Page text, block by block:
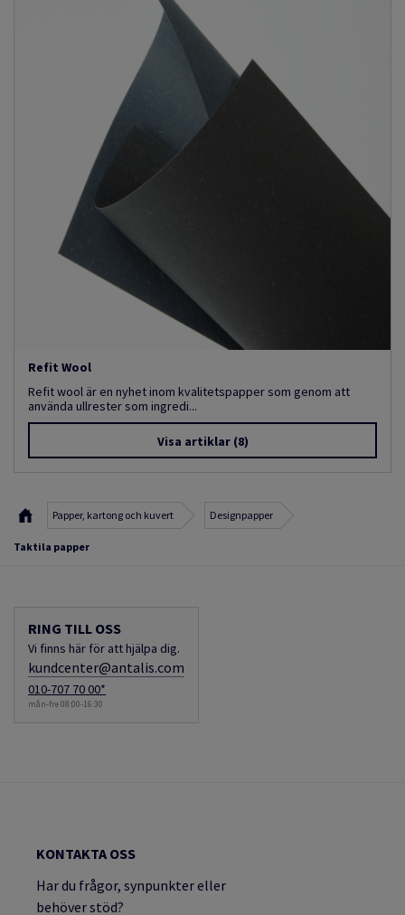
Refit Wool
Refit wool är en nyhet inom kvalitetspapper som genom att
använda ullrester som ingredi...
Visa artiklar(8)
Papper, kartong och kuvert Designpapper
Taktila papper
RING TILL OSS
Vi finns här för att hjälpa dig.
kundcenter@antalis.com
010-707 70 00*
mån-fre 08:00-16:30
KONTAKTA OSS
Har du frågor, synpunkter eller
behöver stöd?